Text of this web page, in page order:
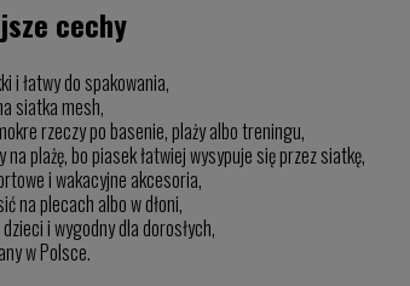
cechy
i łatwy do spakowania,
siatka mesh,
rzeczy po basenie, plaży albo treningu,
na plażę, bo piasek łatwiej wysypuje się przez siatkę,
i wakacyjne akcesoria,
na plecach albo w dłoni,
i wygodny dla dorosłych,
w Polsce.